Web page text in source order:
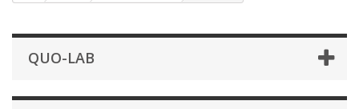
QUO-LAB